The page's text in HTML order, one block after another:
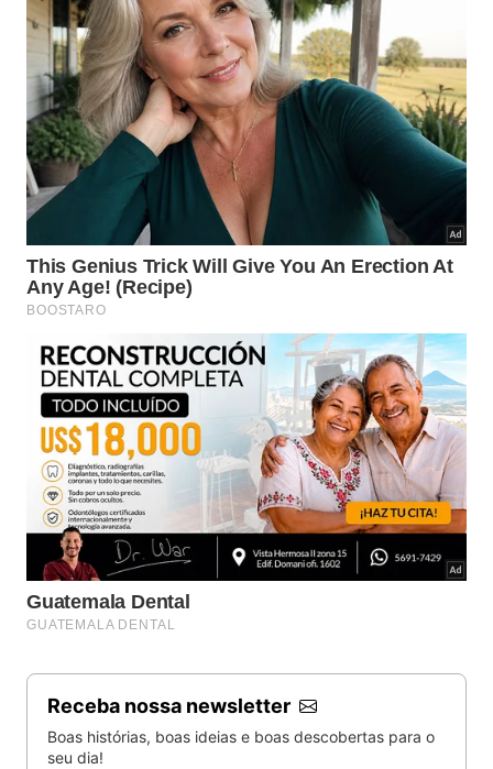
Receba nossa newsletter
Boas histórias, boas ideias e boas descobertas para o
seu dia!